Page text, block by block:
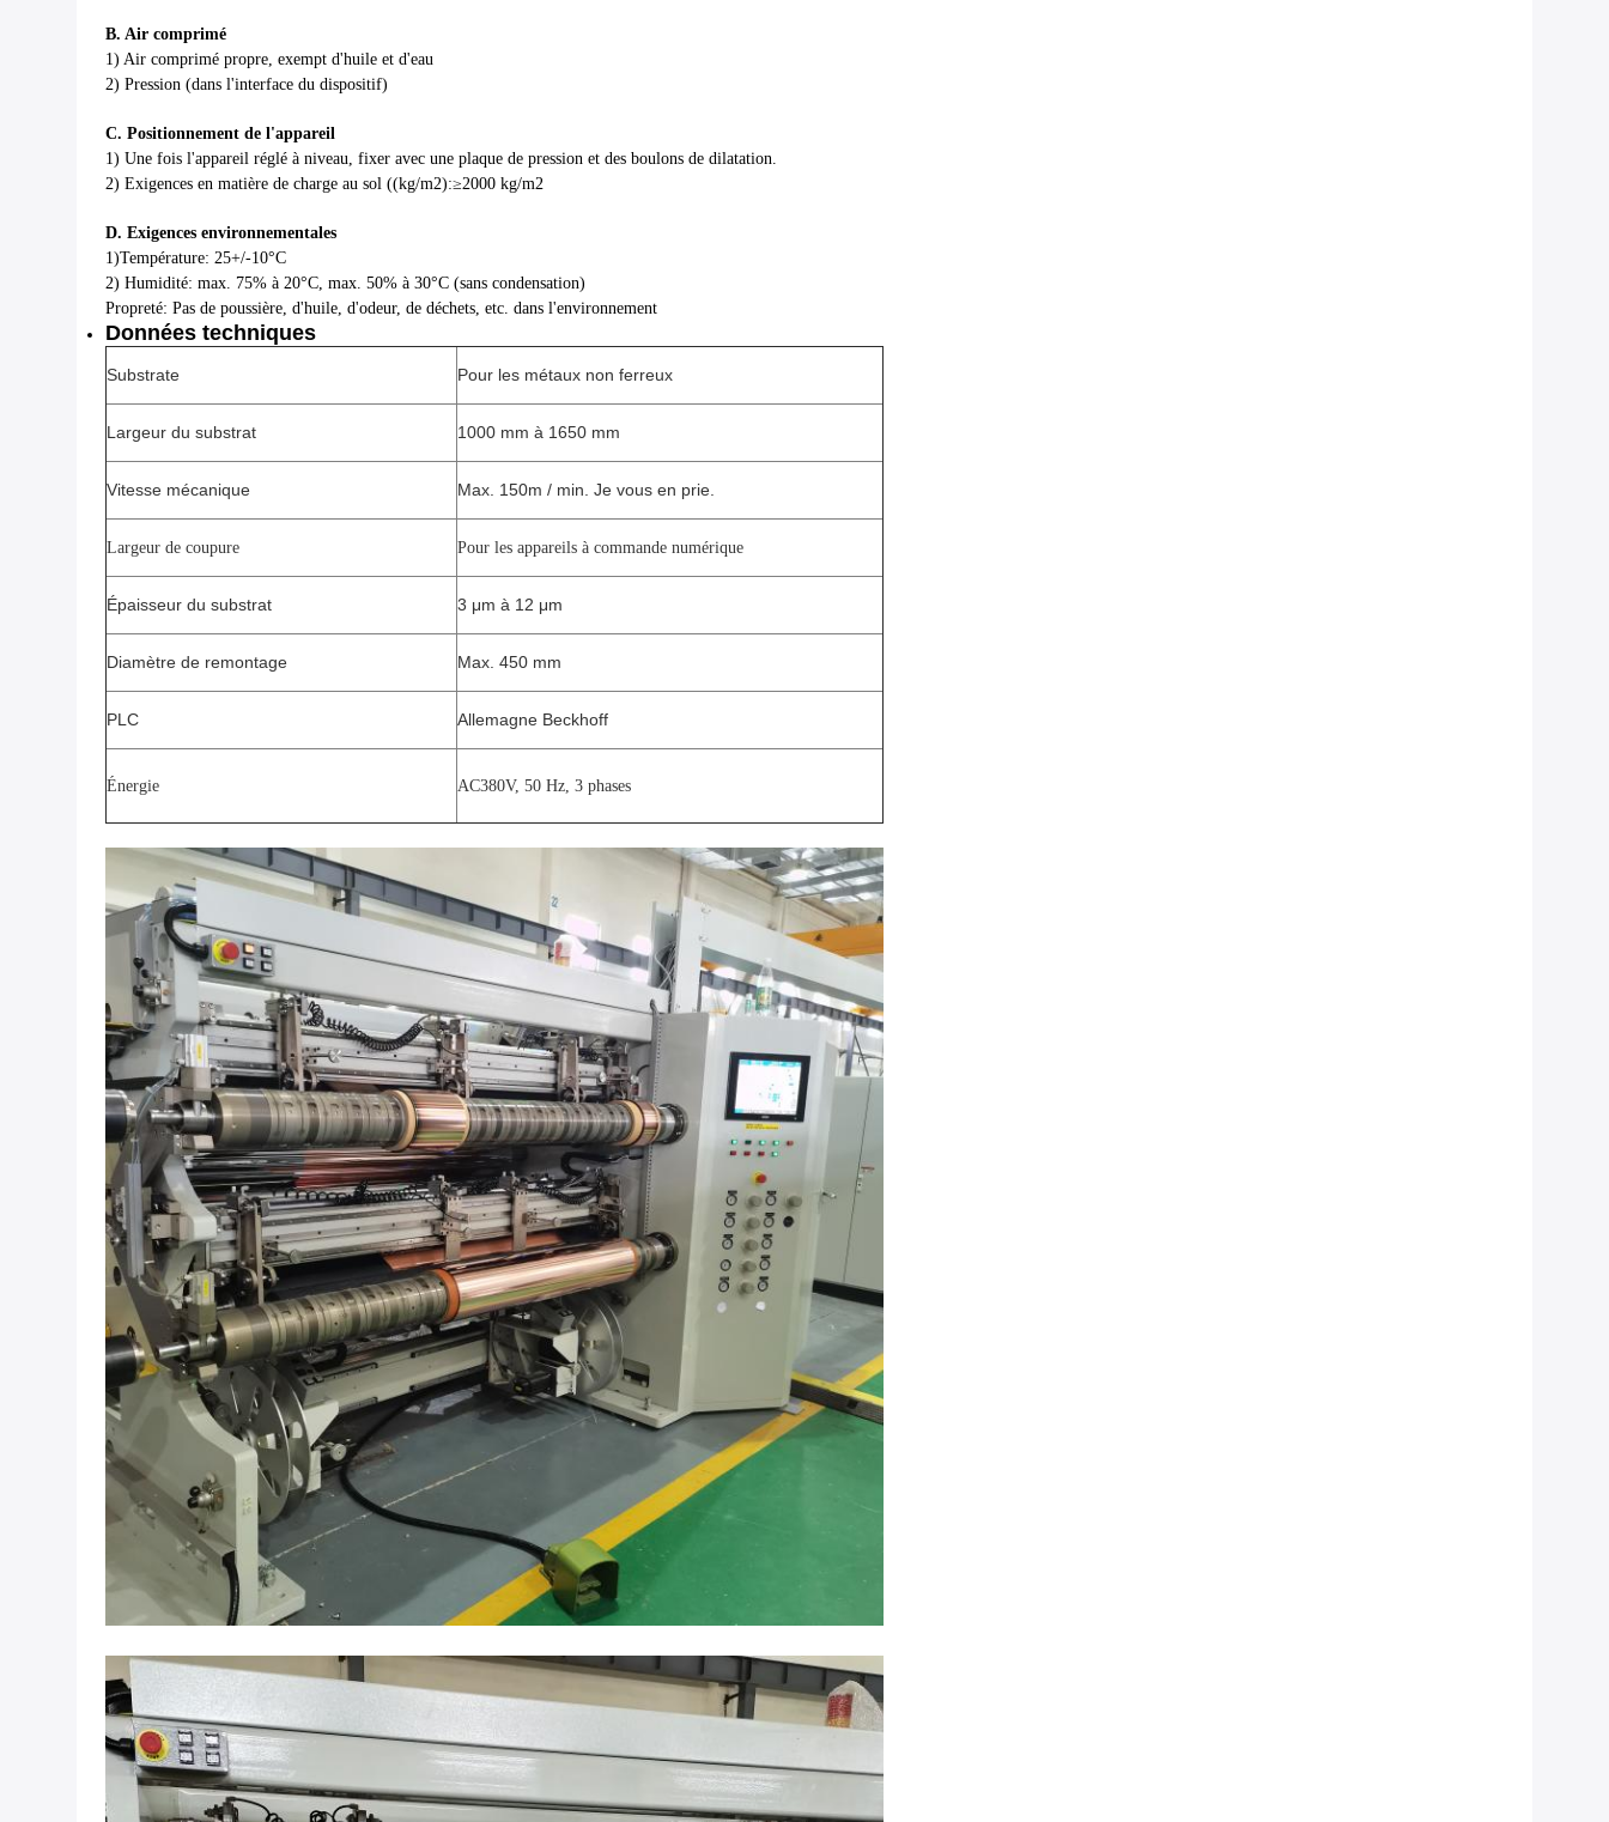
B. Air comprimé
1) Air comprimé propre, exempt d'huile et d'eau
2) Pression (dans l'interface du dispositif)
C. Positionnement de l'appareil
1) Une fois l'appareil réglé à niveau, fixer avec une plaque de pression et des boulons de dilatation.
2) Exigences en matière de charge au sol ((kg/m2):≥2000 kg/m2
D. Exigences environnementales
1)Température: 25+/-10°C
2) Humidité: max. 75% à 20°C, max. 50% à 30°C (sans condensation)
Propreté: Pas de poussière, d'huile, d'odeur, de déchets, etc. dans l'environnement
Données techniques
Substrate Pour les métaux non ferreux
Largeur du substrat 1000 mm à 1650 mm
Vitesse mécanique Max. 150m / min. Je vous en prie.
Largeur de coupure Pour les appareils à commande numérique
Épaisseur du substrat 3 μm à 12 μm
Diamètre de remontage Max. 450 mm
PLC Allemagne Beckhoff
Énergie AC380V, 50 Hz, 3 phases